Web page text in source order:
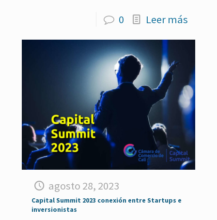
0
Leer más
agosto 28, 2023
Capital Summit 2023 conexión entre Startups e
inversionistas